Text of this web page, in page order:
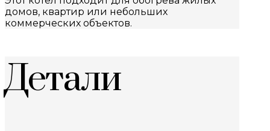
домов, квартир или небольших
коммерческих объектов.
Детали